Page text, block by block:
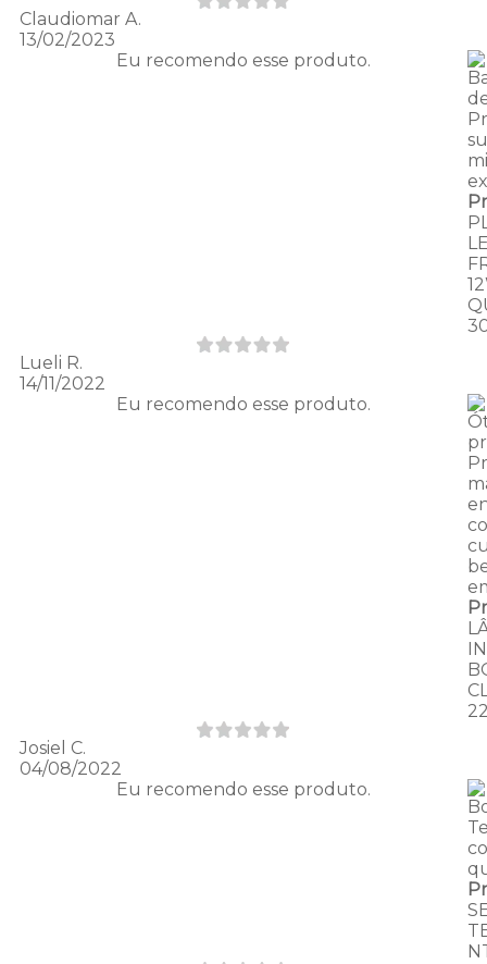
Claudiomar A.
13/02/2023
Eu recomendo esse produto.
Lueli R.
14/11/2022
Eu recomendo esse produto.
Josiel C.
04/08/2022
Eu recomendo esse produto.